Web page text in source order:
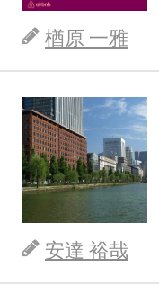
楢原 一雅
安達 裕哉